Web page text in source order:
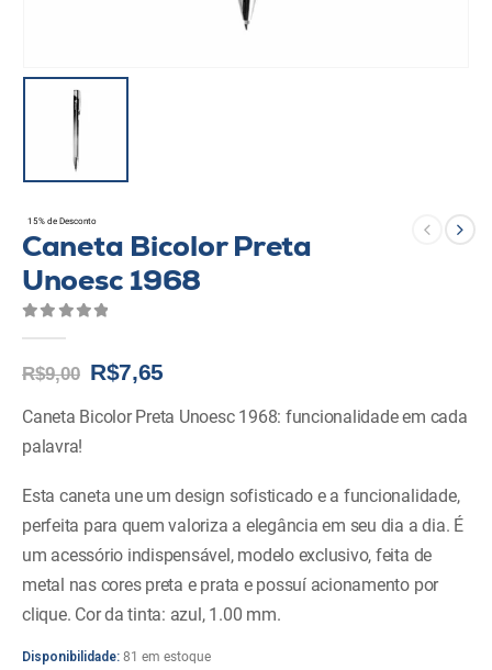
15% de Desconto
Caneta Bicolor Preta
Unoesc 1968
R$9,00 Original
was:
R$7,65Current
is:
Caneta Bicolor Preta Unoesc 1968: funcionalidade em cada
palavra!
Esta caneta une um design sofisticado e a funcionalidade,
perfeita para quem valoriza a elegância em seu dia a dia. É
um acessório indispensável, modelo exclusivo, feita de
metal nas cores preta e prata e possuí acionamento por
clique. Cor da tinta: azul, 1.00 mm.
Disponibilidade: 81 em estoque